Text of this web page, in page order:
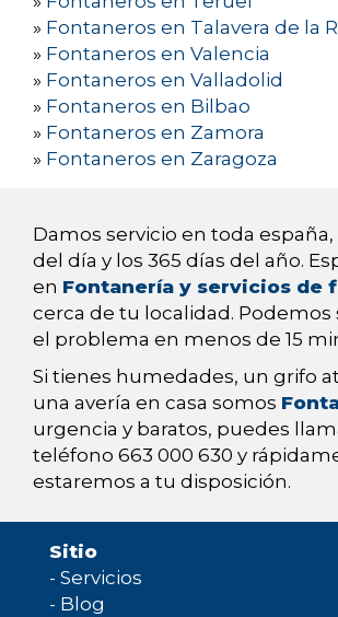
» Fontaneros en Talavera de la
» Fontaneros en Valencia
» Fontaneros en Valladolid
» Fontaneros en Bilbao
» Fontaneros en Zamora
» Fontaneros en Zaragoza
Damos servicio en toda españa,
del día y los 365 días del año.
en Fontanería y servicios de
cerca de tu localidad.
el problema en menos de 15
Si tienes humedades, un grifo
una avería en casa somos
urgencia y baratos, puedes
teléfono 663 000 630 y
estaremos a tu disposición.
Sitio
- Servicios
- Blog